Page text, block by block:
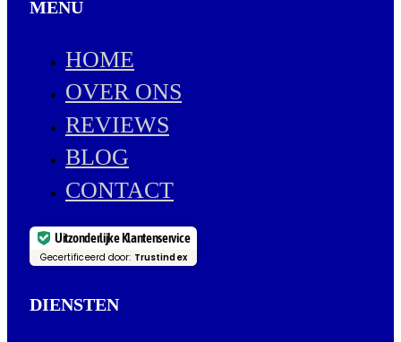
MENU
HOME
OVER ONS
REVIEWS
BLOG
CONTACT
Uitzonderlijke Klantenservice
Gecertificeerd door: Trustindex
DIENSTEN